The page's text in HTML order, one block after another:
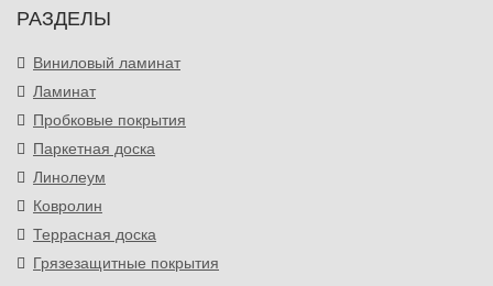
РАЗДЕЛЫ
Виниловый ламинат
Ламинат
Пробковые покрытия
Паркетная доска
Линолеум
Ковролин
Террасная доска
Грязезащитные покрытия